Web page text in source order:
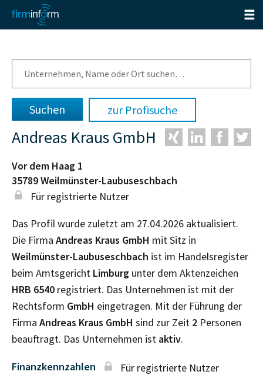
zur Profisuche
Andreas Kraus GmbH
Vor dem Haag 1
35789Weilmünster-Laubuseschbach
Für registrierte Nutzer
Das Profil wurde zuletzt am 27.04.2026 aktualisiert.
Die Firma Andreas Kraus GmbH mit Sitz in
Weilmünster-Laubuseschbach ist im Handelsregister
beim Amtsgericht Limburg unter dem Aktenzeichen
HRB 6540 registriert. Das Unternehmen ist mit der
Rechtsform GmbH eingetragen. Mit der Führung der
Firma Andreas Kraus GmbH sind zur Zeit 2 Personen
beauftragt. Das Unternehmen ist aktiv.
Finanzkennzahlen Für registrierte Nutzer